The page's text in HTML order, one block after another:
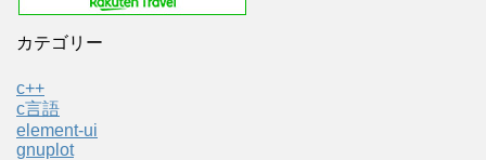
カテゴリー
c++
c言語
element-ui
gnuplot